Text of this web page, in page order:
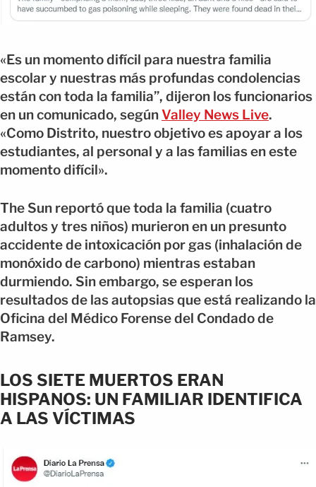
«Es un momento difícil para nuestra familia
escolar y nuestras más profundas condolencias
están con toda la familia”, dijeron los funcionarios
en un comunicado, segúnValley News Live.
«Como Distrito, nuestro objetivo es apoyar a los
estudiantes, al personal y a las familias en este
momento difícil».
The Sun reportó que toda la familia (cuatro
adultos y tres niños) murieron en un presunto
accidente de intoxicación por gas (inhalación de
monóxido de carbono) mientras estaban
durmiendo. Sin embargo, se esperan los
resultados de las autopsias que está realizando la
Oficina del Médico Forense del Condado de
Ramsey.
LOS SIETE MUERTOS ERAN
HISPANOS: UN FAMILIAR IDENTIFICA
A LAS VÍCTIMAS